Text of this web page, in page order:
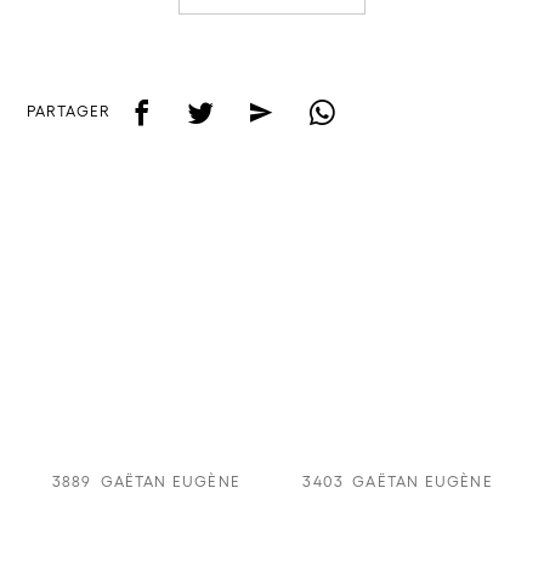
PARTAGER f t e w
3889 GAËTAN EUGÈNE 3403 GAËTAN EUGÈNE